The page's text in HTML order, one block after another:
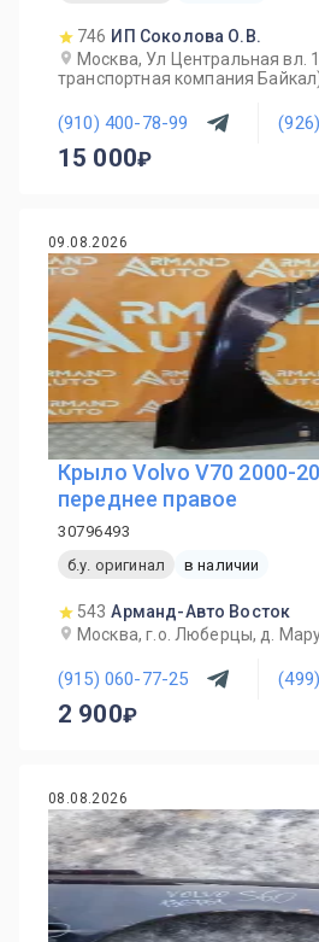
746 ИП Соколова О.В.
Москва, Ул Центральная вл.
транспортная компания
(910) 400-78-99
15 000
09.08.2026
Крыло Volvo V70 2000-
переднее правое
30796493
б.у. оригинал
в наличии
543 Арманд-Авто Восток
Москва, г.о. Люберцы, д.
(915) 060-77-25
2 900
08.08.2026